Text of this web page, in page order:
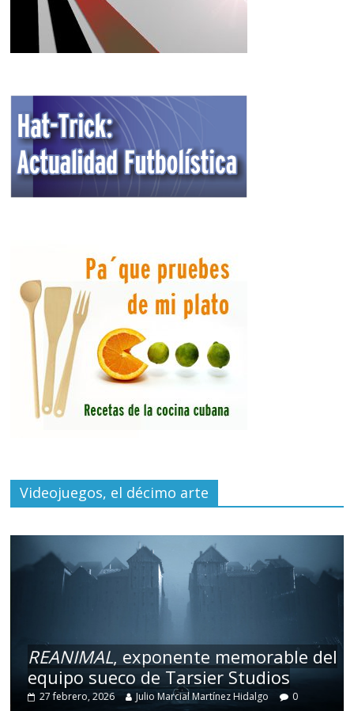
Videojuegos, el décimo arte
REANIMAL, exponente memorable del
equipo sueco de Tarsier Studios
27 febrero, 2026 Julio Marcial Martínez Hidalgo 0